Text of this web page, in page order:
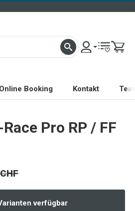
Booking Kontakt
Pro RP / FF
CHF
verfügbar